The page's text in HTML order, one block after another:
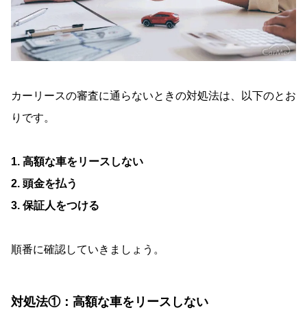
カーリースの審査に通らないときの対処法は、以下のとお
りです。
1. 高額な車をリースしない
2. 頭金を払う
3. 保証人をつける
順番に確認していきましょう。
対処法①：高額な車をリースしない